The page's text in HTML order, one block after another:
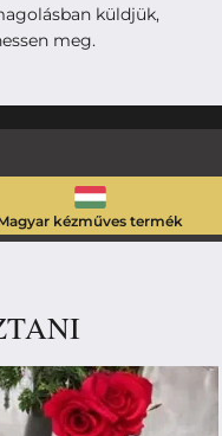
küldjük,
meg.
kézműves termék